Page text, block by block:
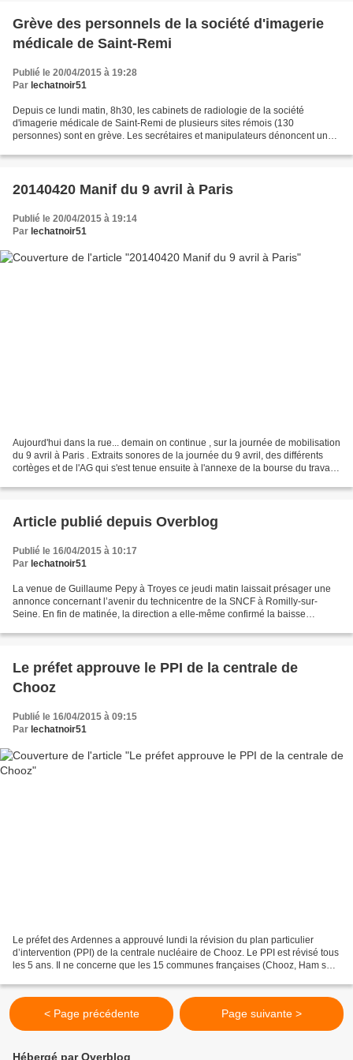
Grève des personnels de la société d'imagerie
médicale de Saint-Remi
Publié le 20/04/2015 à 19:28
Par lechatnoir51
Depuis ce lundi matin, 8h30, les cabinets de radiologie de la société
d'imagerie médicale de Saint-Remi de plusieurs sites rémois (130
personnes) sont en grève. Les secrétaires et manipulateurs dénoncent une
20140420 Manif du 9 avril à Paris
Publié le 20/04/2015 à 19:14
Par lechatnoir51
Aujourd'hui dans la rue... demain on continue , sur la journée de mobilisation
du 9 avril à Paris . Extraits sonores de la journée du 9 avril, des différents
cortèges et de l'AG qui s'est tenue ensuite à l'annexe de la bourse du travail
Article publié depuis Overblog
Publié le 16/04/2015 à 10:17
Par lechatnoir51
La venue de Guillaume Pepy à Troyes ce jeudi matin laissait présager une
annonce concernant l’avenir du technicentre de la SNCF à Romilly-sur-
Seine. En fin de matinée, la direction a elle-même confirmé la baisse
Le préfet approuve le PPI de la centrale de
Chooz
Publié le 16/04/2015 à 09:15
Par lechatnoir51
Le préfet des Ardennes a approuvé lundi la révision du plan particulier
d’intervention (PPI) de la centrale nucléaire de Chooz. Le PPI est révisé tous
les 5 ans. Il ne concerne que les 15 communes françaises (Chooz, Ham sur
< Page précédente Page suivante >
Hébergé par Overblog